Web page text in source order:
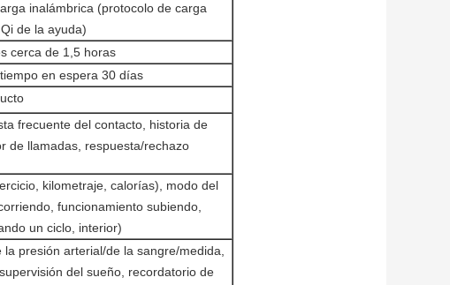
inalámbrica (protocolo de carga
de la ayuda)
cerca de 1,5 horas
en espera 30 días
frecuente del contacto, historia de
de llamadas, respuesta/rechazo
kilometraje, calorías), modo del
funcionamiento subiendo,
un ciclo, interior)
presión arterial/de la sangre/medida,
del sueño, recordatorio de